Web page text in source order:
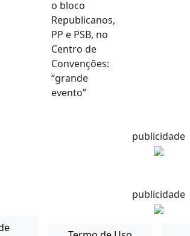
publicidade
publicidade